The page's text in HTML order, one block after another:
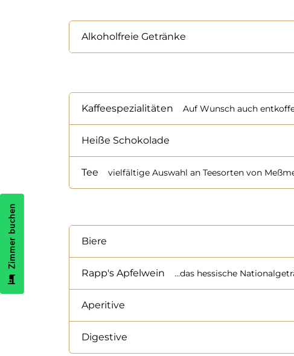
Alkoholfreie Getränke
Kaffeespezialitäten Auf Wunsch auch
Heiße Schokolade
Tee vielfältige Auswahl an Teesorten von
Biere
Rapp's Apfelwein ...das hessische
Aperitive
Digestive
Zimmer buchen